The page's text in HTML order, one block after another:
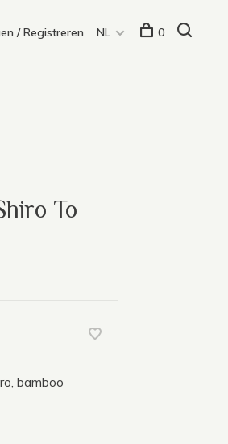
/ Registreren NL 0
To
bamboo